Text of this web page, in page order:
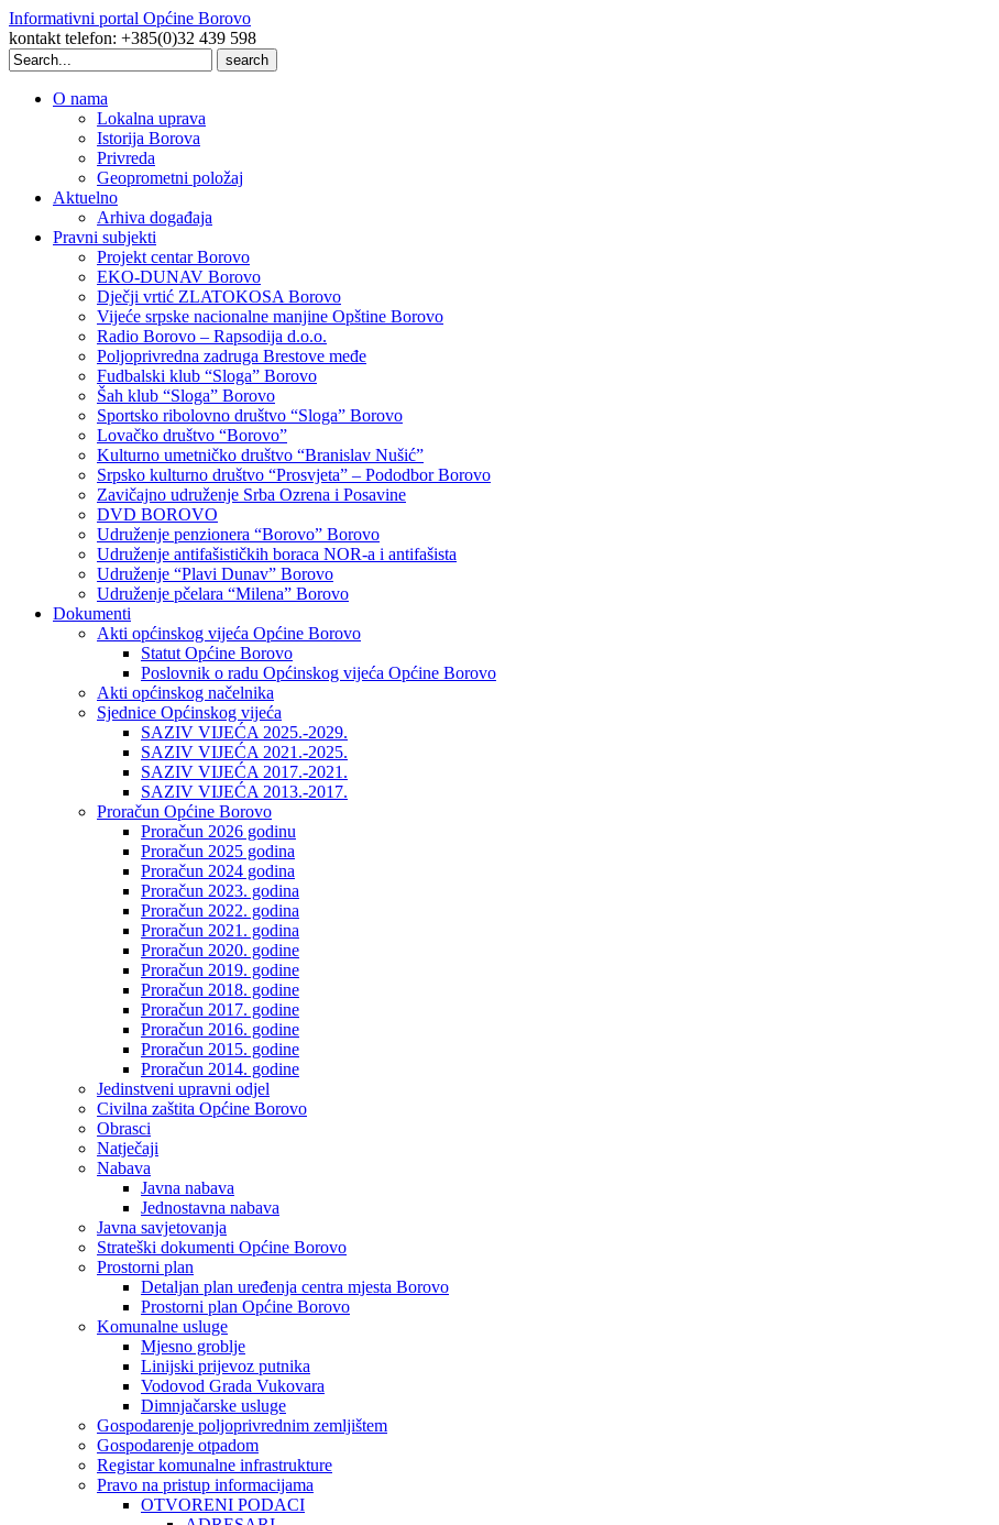
Informativni portal Općine Borovo
kontakt telefon: +385(0)32 439 598
Search
for:
O nama
Lokalna uprava
Istorija Borova
Privreda
Geoprometni položaj
Aktuelno
Arhiva događaja
Pravni subjekti
Projekt centar Borovo
EKO-DUNAV Borovo
Dječji vrtić ZLATOKOSA Borovo
Vijeće srpske nacionalne manjine Opštine Borovo
Radio Borovo – Rapsodija d.o.o.
Poljoprivredna zadruga Brestove međe
Fudbalski klub “Sloga” Borovo
Šah klub “Sloga” Borovo
Sportsko ribolovno društvo “Sloga” Borovo
Lovačko društvo “Borovo”
Kulturno umetničko društvo “Branislav Nušić”
Srpsko kulturno društvo “Prosvjeta” – Pododbor Borovo
Zavičajno udruženje Srba Ozrena i Posavine
DVD BOROVO
Udruženje penzionera “Borovo” Borovo
Udruženje antifašističkih boraca NOR-a i antifašista
Udruženje “Plavi Dunav” Borovo
Udruženje pčelara “Milena” Borovo
Dokumenti
Akti općinskog vijeća Općine Borovo
Statut Općine Borovo
Poslovnik o radu Općinskog vijeća Općine Borovo
Akti općinskog načelnika
Sjednice Općinskog vijeća
SAZIV VIJEĆA 2025.-2029.
SAZIV VIJEĆA 2021.-2025.
SAZIV VIJEĆA 2017.-2021.
SAZIV VIJEĆA 2013.-2017.
Proračun Općine Borovo
Proračun 2026 godinu
Proračun 2025 godina
Proračun 2024 godina
Proračun 2023. godina
Proračun 2022. godina
Proračun 2021. godina
Proračun 2020. godine
Proračun 2019. godine
Proračun 2018. godine
Proračun 2017. godine
Proračun 2016. godine
Proračun 2015. godine
Proračun 2014. godine
Jedinstveni upravni odjel
Civilna zaštita Općine Borovo
Obrasci
Natječaji
Nabava
Javna nabava
Jednostavna nabava
Javna savjetovanja
Strateški dokumenti Općine Borovo
Prostorni plan
Detaljan plan uređenja centra mjesta Borovo
Prostorni plan Općine Borovo
Komunalne usluge
Mjesno groblje
Linijski prijevoz putnika
Vodovod Grada Vukovara
Dimnjačarske usluge
Gospodarenje poljoprivrednim zemljištem
Gospodarenje otpadom
Registar komunalne infrastrukture
Pravo na pristup informacijama
OTVORENI PODACI